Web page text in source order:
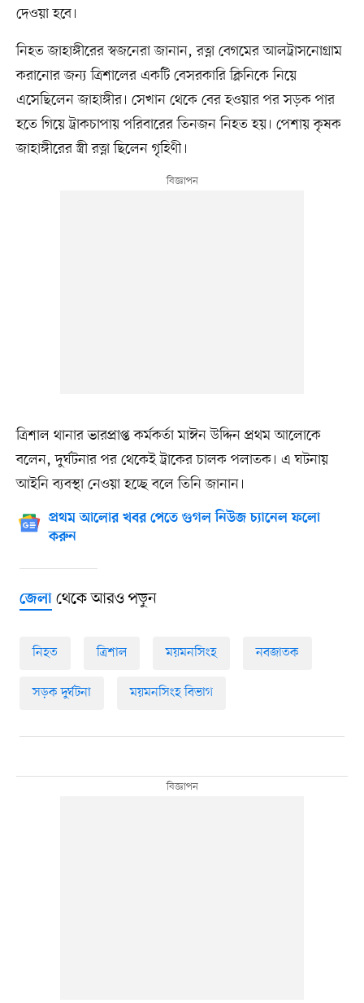
দেওয়া হবে।
নিহত জাহাঙ্গীরের স্বজনেরা জানান, রত্না বেগমের আলট্রাসনোগ্রাম
করানোর জন্য ত্রিশালের একটি বেসরকারি ক্লিনিকে নিয়ে
এসেছিলেন জাহাঙ্গীর। সেখান থেকে বের হওয়ার পর সড়ক পার
হতে গিয়ে ট্রাকচাপায় পরিবারের তিনজন নিহত হয়। পেশায় কৃষক
জাহাঙ্গীরের স্ত্রী রত্না ছিলেন গৃহিণী।
ত্রিশাল থানার ভারপ্রাপ্ত কর্মকর্তা মাঈন উদ্দিন প্রথম আলোকে
বলেন, দুর্ঘটনার পর থেকেই ট্রাকের চালক পলাতক। এ ঘটনায়
আইনি ব্যবস্থা নেওয়া হচ্ছে বলে তিনি জানান।
প্রথম আলোর খবর পেতে গুগল নিউজ চ্যানেল ফলো
করুন
জেলাথেকে আরও পড়ুন
নিহত ত্রিশাল ময়মনসিংহ নবজাতক
সড়ক দুর্ঘটনা ময়মনসিংহ বিভাগ